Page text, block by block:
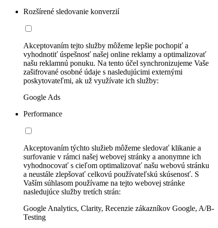
Rozšírené sledovanie konverzií
Akceptovaním tejto služby môžeme lepšie pochopiť a
vyhodnotiť úspešnosť našej online reklamy a optimalizovať
našu reklamnú ponuku. Na tento účel synchronizujeme Vaše
zašifrované osobné údaje s nasledujúcimi externými
poskytovateľmi, ak už využívate ich služby:
Google Ads
Performance
Akceptovaním týchto služieb môžeme sledovať klikanie a
surfovanie v rámci našej webovej stránky a anonymne ich
vyhodnocovať s cieľom optimalizovať našu webovú stránku
a neustále zlepšovať celkovú používateľskú skúsenosť. S
Vaším súhlasom používame na tejto webovej stránke
nasledujúce služby tretích strán:
Google Analytics, Clarity, Recenzie zákazníkov Google, A/B-
Testing